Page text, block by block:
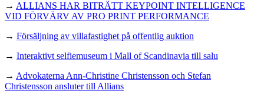
→ ALLIANS HAR BITRÄTT KEYPOINT INTELLIGENCE
VID FÖRVÄRV AV PRO PRINT PERFORMANCE
→ Försäljning av villafastighet på offentlig auktion
→ Interaktivt selfiemuseum i Mall of Scandinavia till salu
→ Advokaterna Ann-Christine Christensson och Stefan
Christensson ansluter till Allians